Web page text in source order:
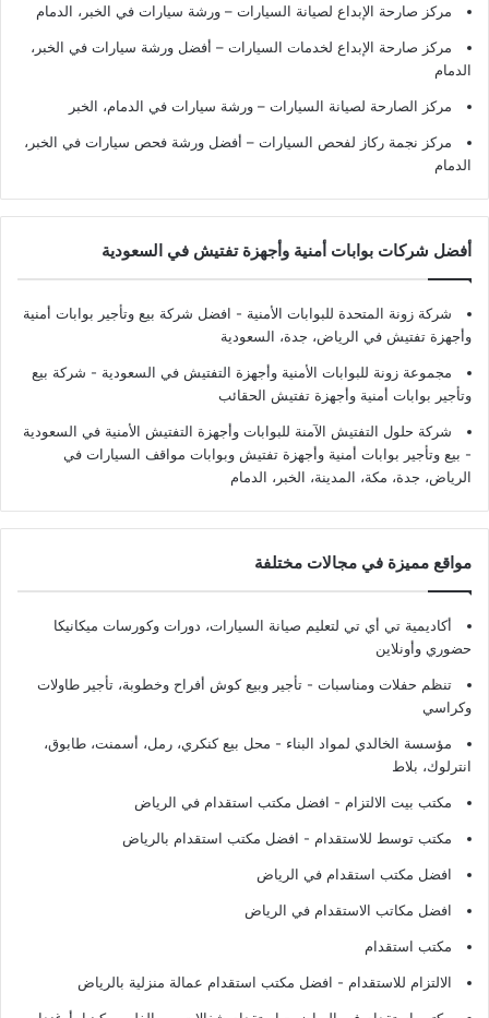
مركز صارحة الإبداع لصيانة السيارات – ورشة سيارات في الخبر، الدمام
مركز صارحة الإبداع لخدمات السيارات – أفضل ورشة سيارات في الخبر،
الدمام
مركز الصارحة لصيانة السيارات – ورشة سيارات في الدمام، الخبر
مركز نجمة ركاز لفحص السيارات – أفضل ورشة فحص سيارات في الخبر،
الدمام
أفضل شركات بوابات أمنية وأجهزة تفتيش في السعودية
شركة زونة المتحدة للبوابات الأمنية - افضل شركة بيع وتأجير بوابات أمنية
وأجهزة تفتيش في الرياض، جدة، السعودية
مجموعة زونة للبوابات الأمنية وأجهزة التفتيش في السعودية - شركة بيع
وتأجير بوابات أمنية وأجهزة تفتيش الحقائب
شركة حلول التفتيش الآمنة للبوابات وأجهزة التفتيش الأمنية في السعودية
- بيع وتأجير بوابات أمنية وأجهزة تفتيش وبوابات مواقف السيارات في
الرياض، جدة، مكة، المدينة، الخبر، الدمام
مواقع مميزة في مجالات مختلفة
أكاديمية تي أي تي لتعليم صيانة السيارات، دورات وكورسات ميكانيكا
حضوري وأونلاين
تنظم حفلات ومناسبات - تأجير وبيع كوش أفراح وخطوبة، تأجير طاولات
وكراسي
مؤسسة الخالدي لمواد البناء - محل بيع كنكري، رمل، أسمنت، طابوق،
انترلوك، بلاط
مكتب بيت الالتزام - افضل مكتب استقدام في الرياض
مكتب توسط للاستقدام - افضل مكتب استقدام بالرياض
افضل مكتب استقدام في الرياض
افضل مكاتب الاستقدام في الرياض
مكتب استقدام
الالتزام للاستقدام - افضل مكتب استقدام عمالة منزلية بالرياض